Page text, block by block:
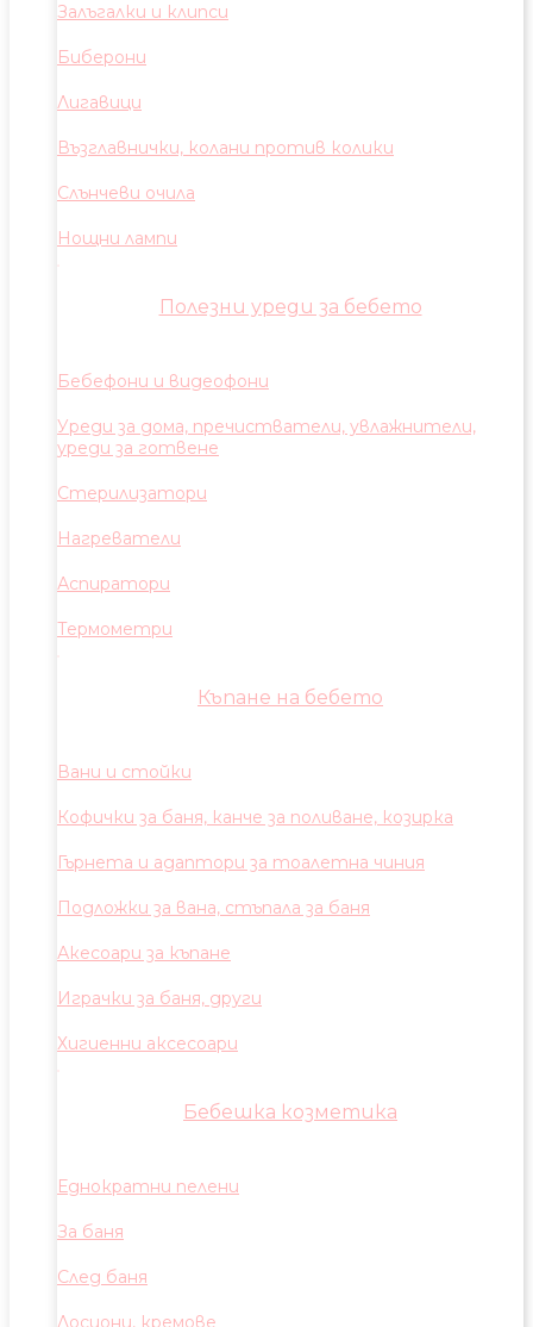
Залъгалки и клипси
Биберони
Лигавици
Възглавнички, колани против колики
Слънчеви очила
Нощни лампи
Полезни уреди за бебето
Бебефони и видеофони
Уреди за дома, пречистватели, увлажнители,
уреди за готвене
Стерилизатори
Нагреватели
Аспиратори
Термометри
Къпане на бебето
Вани и стойки
Кофички за баня, канче за поливане, козирка
Гърнета и адаптори за тоалетна чиния
Подложки за вана, стъпала за баня
Акесоари за къпане
Играчки за баня, други
Хигиенни аксесоари
Бебешка козметика
Еднократни пелени
За баня
След баня
Лосиони, кремове